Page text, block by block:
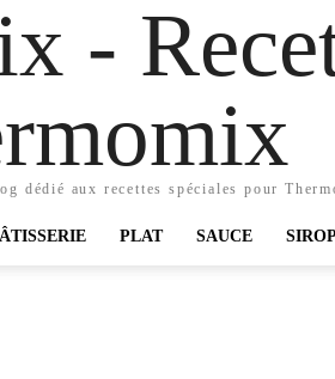
-
dédié aux recettes spéciales pour
PLAT SAUCE SIROP